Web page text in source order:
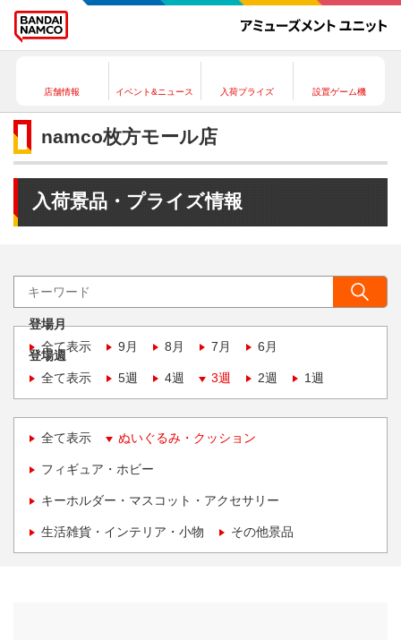
店舗情報 イベント&ニュース 入荷プライズ 設置ゲーム機
namco枚方モール店
入荷景品・プライズ情報
登場月
全て表示
9月 8月 7月 6月
登場週
全て表示
5週 4週 3週 2週 1週
全て表示 ぬいぐるみ・クッション
フィギュア・ホビー
キーホルダー・マスコット・アクセサリー
生活雑貨・インテリア・小物 その他景品